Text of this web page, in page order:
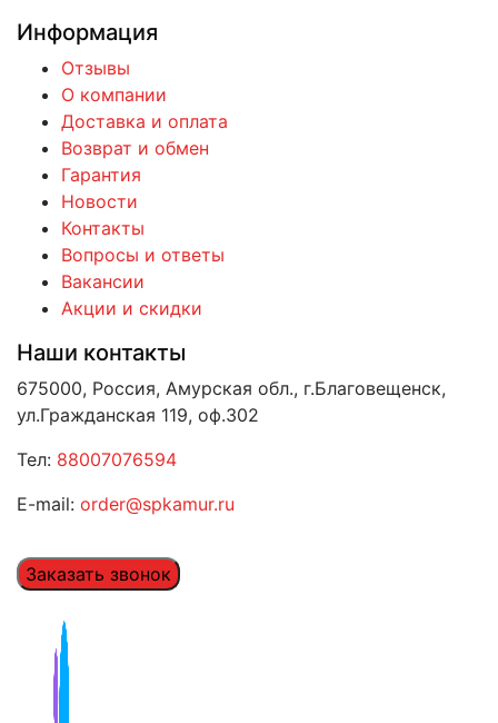
Информация
Отзывы
О компании
Доставка и оплата
Возврат и обмен
Гарантия
Новости
Контакты
Вопросы и ответы
Вакансии
Акции и скидки
Наши контакты
675000, Россия, Амурская обл., г.Благовещенск,
ул.Гражданская 119, оф.302
Тел: 88007076594
E-mail: order@spkamur.ru
Заказать звонок